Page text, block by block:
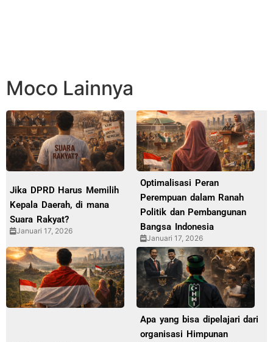
Moco Lainnya
Jika DPRD Harus Memilih
Kepala Daerah, di mana
Suara Rakyat?
Januari 17, 2026
Optimalisasi Peran
Perempuan dalam Ranah
Politik dan Pembangunan
Bangsa Indonesia
Januari 17, 2026
Apa yang bisa dipelajari dari
organisasi Himpunan